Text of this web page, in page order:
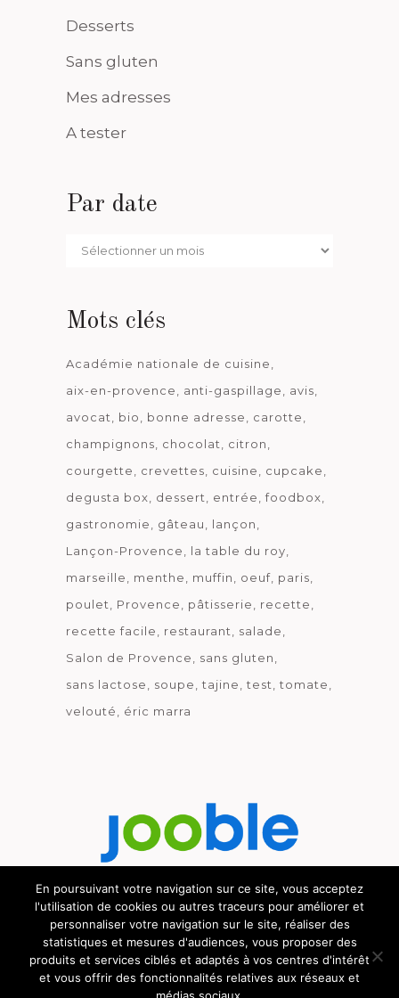
Desserts
Sans gluten
Mes adresses
A tester
Par date
Par
Mots clés
Académie nationale de cuisine
aix-en-provence
anti-gaspillage
avis
avocat
bio bonne adresse
carotte
champignons
chocolat
citron
courgette
crevettes cuisine
cupcake
degusta box
dessert entrée
foodbox
gastronomie
gâteau
lançon
Lançon-Provence
la table du roy
marseille
menthe muffin oeuf paris
poulet
Provence pâtisserie
recette
recette facile
restaurant
salade
Salon de Provence
sans gluten
sans lactose
soupe tajine test
tomate
velouté
éric marra
Découvrez le métier de la cuisine.
© GOURMICOM 2019 - 2026 - HÉBERGÉ CHEZ
En poursuivant votre navigation sur ce site, vous acceptez
l'utilisation de cookies ou autres traceurs pour améliorer et
personnaliser votre navigation sur le site, réaliser des
statistiques et mesures d'audiences, vous proposer des
produits et services ciblés et adaptés à vos centres d'intérêt
et vous offrir des fonctionnalités relatives aux réseaux et